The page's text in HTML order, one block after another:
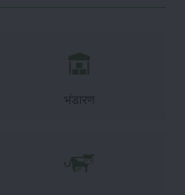
भंडारण